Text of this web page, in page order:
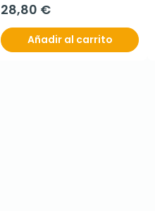
28,80 €
Añadir al carrito